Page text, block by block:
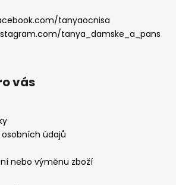
tanyaocnisa
tanya_damske_a_pans
vás
údajů
nebo výměnu zboží